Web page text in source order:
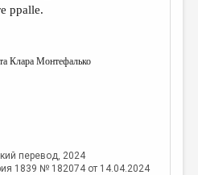
ppalle.
Клара Монтефалько
перевод, 2024
1839 № 182074 от 14.04.2024